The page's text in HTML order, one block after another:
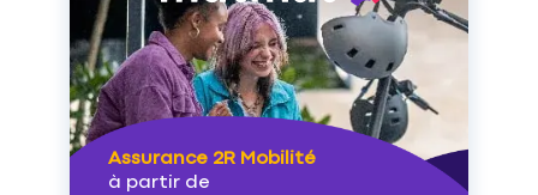
Assurance 2R Mobilité
à partir de